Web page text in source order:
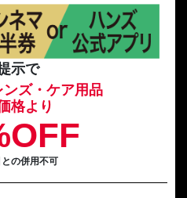
示で
ンズ・ケア用品
格より
の併用不可